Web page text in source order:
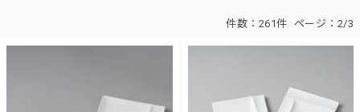
件数： 261件 ページ： 2/3